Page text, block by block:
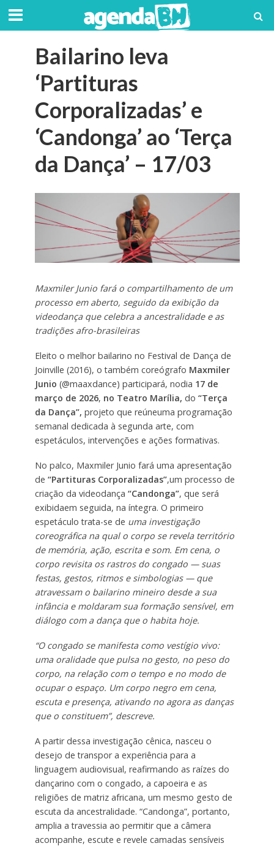
Bailarino leva
‘Partituras
Corporalizadas’ e
‘Candonga’ ao ‘Terça
da Dança’ – 17/03
Maxmiler Junio fará o compartilhamento de um
processo em aberto, seguido da exibição da
videodança que celebra a ancestralidade e as
tradições afro-brasileiras
Eleito o melhor bailarino no Festival de Dança de
Joinville (2016), o também coreógrafo Maxmiler
Junio (@maaxdance) participará, nodia 17 de
março de 2026, no Teatro Marília, do “Terça
da Dança”, projeto que reúneuma programação
semanal dedicada à segunda arte, com
espetáculos, intervenções e ações formativas.
No palco, Maxmiler Junio fará uma apresentação
de “Partituras Corporalizadas”,um processo de
criação da videodança “Candonga”, que será
exibidaem seguida, na íntegra. O primeiro
espetáculo trata-se de uma investigação
coreográfica na qual o corpo se revela território
de memória, ação, escrita e som. Em cena, o
corpo revisita os rastros do congado — suas
festas, gestos, ritmos e simbologias — que
atravessam o bailarino mineiro desde a sua
infância e moldaram sua formação sensível, em
diálogo com a dança que o habita hoje.
“O congado se manifesta como vestígio vivo:
uma oralidade que pulsa no gesto, no peso do
corpo, na relação com o tempo e no modo de
ocupar o espaço. Um corpo negro em cena,
escuta e presença, ativando no agora as danças
que o constituem”, descreve.
A partir dessa investigação cênica, nasceu o
desejo de transpor a experiência para a
linguagem audiovisual, reafirmando as raízes do
dançarino com o congado, a capoeira e as
religiões de matriz africana, um mesmo gesto de
escuta da ancestralidade. “Candonga”, portanto,
amplia a travessia ao permitir que a câmera
acompanhe, escute e revele camadas sensíveis